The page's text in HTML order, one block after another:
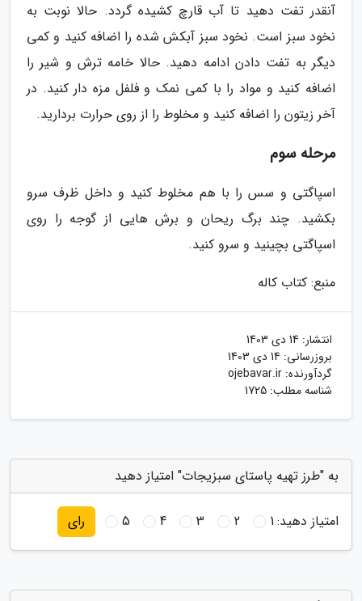
آنقدر تفت دهید تا آب قارچ کشیده گردد. حالا نوبت به
نخود سبز است. نخود سبز آبکش شده را اضافه کنید و کمی
دیگر به تفت دادن ادامه دهید. حالا خامه ترش و شیر را
اضافه کنید و مواد را با کمی نمک و فلفل مزه دار کنید. در
آخر زیتون را اضافه کنید و مخلوط را از روی حرارت بردارید.
مرحله سوم
اسپاگتی و سس را با هم مخلوط کنید و داخل ظرف سرو
بکشید. چند برگ ریحان و برش هایی از گوجه را روی
اسپاگتی بچینید و سرو کنید.
منبع: کتاب کاله
انتشار: 14 دی 1403
بروزرسانی: 14 دی 1403
گردآورنده: ojebavar.ir
شناسه مطلب: 1725
به "طرز تهیه پاستای سبزیجات" امتیاز دهید
امتیاز دهید:1
2
3
4
5 رای